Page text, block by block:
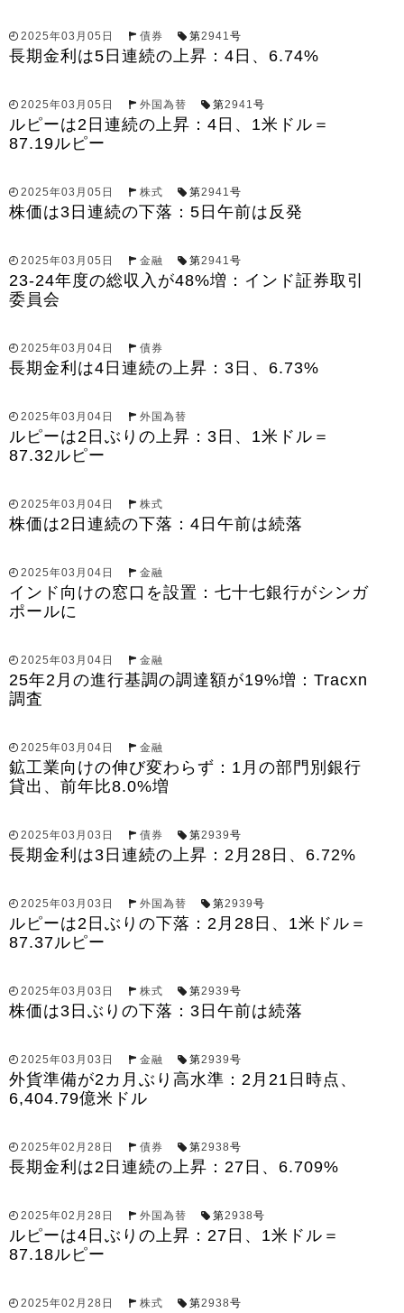
2025年03月05日 債券 第2941号
長期金利は5日連続の上昇：4日、6.74%
2025年03月05日 外国為替 第2941号
ルピーは2日連続の上昇：4日、1米ドル＝
87.19ルピー
2025年03月05日 株式 第2941号
株価は3日連続の下落：5日午前は反発
2025年03月05日 金融 第2941号
23-24年度の総収入が48%増：インド証券取引
委員会
2025年03月04日 債券
長期金利は4日連続の上昇：3日、6.73%
2025年03月04日 外国為替
ルピーは2日ぶりの上昇：3日、1米ドル＝
87.32ルピー
2025年03月04日 株式
株価は2日連続の下落：4日午前は続落
2025年03月04日 金融
インド向けの窓口を設置：七十七銀行がシンガ
ポールに
2025年03月04日 金融
25年2月の進行基調の調達額が19%増：Tracxn
調査
2025年03月04日 金融
鉱工業向けの伸び変わらず：1月の部門別銀行
貸出、前年比8.0%増
2025年03月03日 債券 第2939号
長期金利は3日連続の上昇：2月28日、6.72%
2025年03月03日 外国為替 第2939号
ルピーは2日ぶりの下落：2月28日、1米ドル＝
87.37ルピー
2025年03月03日 株式 第2939号
株価は3日ぶりの下落：3日午前は続落
2025年03月03日 金融 第2939号
外貨準備が2カ月ぶり高水準：2月21日時点、
6,404.79億米ドル
2025年02月28日 債券 第2938号
長期金利は2日連続の上昇：27日、6.709%
2025年02月28日 外国為替 第2938号
ルピーは4日ぶりの上昇：27日、1米ドル＝
87.18ルピー
2025年02月28日 株式 第2938号